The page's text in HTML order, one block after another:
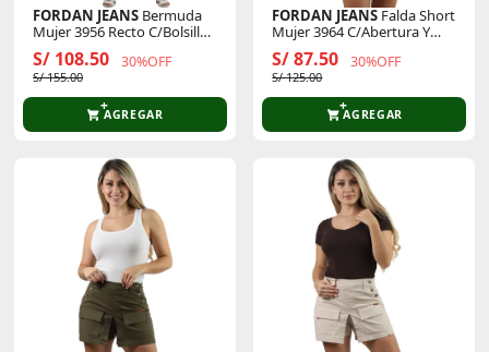
FORDAN JEANS Bermuda
Mujer 3956 Recto C/Bolsillo
Ojal Y Secreta
S/ 108.50 30%OFF
S/ 155.00
AGREGAR
FORDAN JEANS Falda Short
Mujer 3964 C/Abertura Y
Bolsillo Parche
S/ 87.50 30%OFF
S/ 125.00
AGREGAR